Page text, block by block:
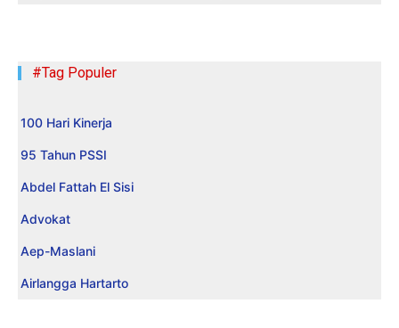
#Tag Populer
100 Hari Kinerja
95 Tahun PSSI
Abdel Fattah El Sisi
Advokat
Aep-Maslani
Airlangga Hartarto